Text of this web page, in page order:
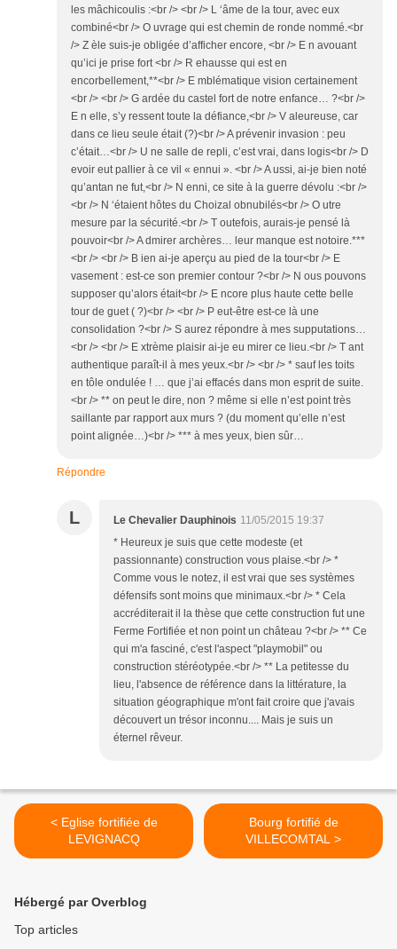
les mâchicoulis :<br /> <br /> L ‘âme de la tour, avec eux
combiné<br /> O uvrage qui est chemin de ronde nommé.<br
/> Z èle suis-je obligée d’afficher encore, <br /> E n avouant
qu’ici je prise fort <br /> R ehausse qui est en
encorbellement,**<br /> E mblématique vision certainement
<br /> <br /> G ardée du castel fort de notre enfance… ?<br />
E n elle, s’y ressent toute la défiance,<br /> V aleureuse, car
dans ce lieu seule était (?)<br /> A prévenir invasion : peu
c’était…<br /> U ne salle de repli, c’est vrai, dans logis<br /> D
evoir eut pallier à ce vil « ennui ». <br /> A ussi, ai-je bien noté
qu’antan ne fut,<br /> N enni, ce site à la guerre dévolu :<br />
<br /> N ‘étaient hôtes du Choizal obnubilés<br /> O utre
mesure par la sécurité.<br /> T outefois, aurais-je pensé là
pouvoir<br /> A dmirer archères… leur manque est notoire.***
<br /> <br /> B ien ai-je aperçu au pied de la tour<br /> E
vasement : est-ce son premier contour ?<br /> N ous pouvons
supposer qu’alors était<br /> E ncore plus haute cette belle
tour de guet ( ?)<br /> <br /> P eut-être est-ce là une
consolidation ?<br /> S aurez répondre à mes supputations…
<br /> <br /> E xtrème plaisir ai-je eu mirer ce lieu.<br /> T ant
authentique paraît-il à mes yeux.<br /> <br /> * sauf les toits
en tôle ondulée ! … que j’ai effacés dans mon esprit de suite.
<br /> ** on peut le dire, non ? même si elle n’est point très
saillante par rapport aux murs ? (du moment qu’elle n’est
point alignée…)<br /> *** à mes yeux, bien sûr…
Répondre
L Le Chevalier Dauphinois 11/05/2015 19:37
* Heureux je suis que cette modeste (et
passionnante) construction vous plaise.<br /> *
Comme vous le notez, il est vrai que ses systèmes
défensifs sont moins que minimaux.<br /> * Cela
accréditerait il la thèse que cette construction fut une
Ferme Fortifiée et non point un château ?<br /> ** Ce
qui m'a fasciné, c'est l'aspect "playmobil" ou
construction stéréotypée.<br /> ** La petitesse du
lieu, l'absence de référence dans la littérature, la
situation géographique m'ont fait croire que j'avais
découvert un trésor inconnu.... Mais je suis un
éternel rêveur.
< Eglise fortifiée de
LEVIGNACQ
Bourg fortifié de
VILLECOMTAL >
Hébergé par Overblog
Top articles